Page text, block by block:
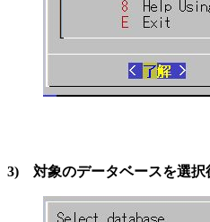
3) 対象のデータベースを選択